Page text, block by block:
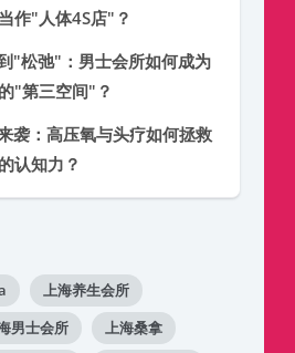
作"人体4S店"？
"松弛"：男士会所如何成为
"第三空间"？
袭：高压氧与头疗如何拯救
认知力？
上海养生会所
男士会所
上海桑拿